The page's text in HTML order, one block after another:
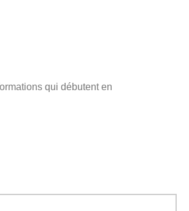
qui débutent en